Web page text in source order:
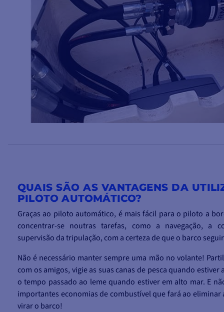
QUAIS SÃO AS VANTAGENS DA
PILOTO AUTOMÁTICO?
Graças ao piloto automático, é mais fácil para o piloto a
concentrar-se noutras tarefas, como a navegação, a
supervisão da tripulação, com a certeza de que o barco
Não é necessário manter sempre uma mão no volante!
com os amigos, vigie as suas canas de pesca quando estiver
o tempo passado ao leme quando estiver em alto mar. E
importantes economias de combustível que fará ao eliminar
virar o barco!